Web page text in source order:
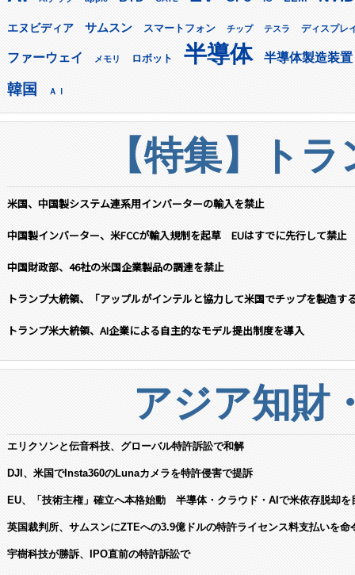
エヌビディア サムスン スマートフォン チップ テスラ ディスプレ
ファーウェイ メモリ ロボット 半導体 半導体製造装置
韓国 ＡＩ
【特集】ト
米国、中国製システム連系用インバーターの輸入を禁止
中国製インバーター、米FCCが輸入規制を起草 EUはすでに先行して禁止
中国財政部、46社の米国企業製品の調達を禁止
トランプ大統領、「アップルがインテルと協力して米国でチップを製造す
トランプ米大統領、AI企業による自主的なモデル提出制度を導入
アジア知財
エリクソンと伝音科技、グローバル特許訴訟で和解
DJI、米国でInsta360のLunaカメラを特許侵害で提訴
EU、「技術主権」確立へ本格始動 半導体・クラウド・AIで米依存脱却を
英国裁判所、サムスンにZTEへの3.9億ドルの特許ライセンス料支払いを命
宇樹科技が勝訴、IPO直前の特許訴訟で